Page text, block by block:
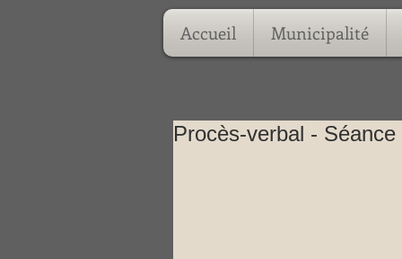
Accueil Municipalité
Procès-verbal -